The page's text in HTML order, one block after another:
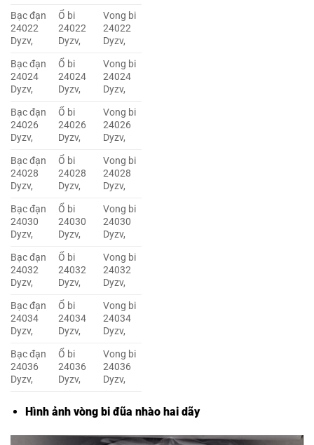
Bạc đạn
24022
Dyzv,
Ổ bi
24022
Dyzv,
Vong bi
24022
Dyzv,
Bạc đạn
24024
Dyzv,
Ổ bi
24024
Dyzv,
Vong bi
24024
Dyzv,
Bạc đạn
24026
Dyzv,
Ổ bi
24026
Dyzv,
Vong bi
24026
Dyzv,
Bạc đạn
24028
Dyzv,
Ổ bi
24028
Dyzv,
Vong bi
24028
Dyzv,
Bạc đạn
24030
Dyzv,
Ổ bi
24030
Dyzv,
Vong bi
24030
Dyzv,
Bạc đạn
24032
Dyzv,
Ổ bi
24032
Dyzv,
Vong bi
24032
Dyzv,
Bạc đạn
24034
Dyzv,
Ổ bi
24034
Dyzv,
Vong bi
24034
Dyzv,
Bạc đạn
24036
Dyzv,
Ổ bi
24036
Dyzv,
Vong bi
24036
Dyzv,
Hình ảnh vòng bi đũa nhào hai dãy